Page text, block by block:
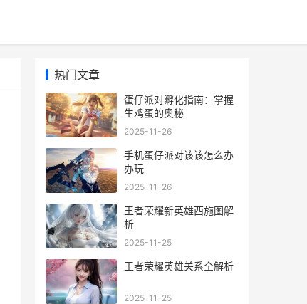
热门文章
蛋仔派对孵化指南：掌握
生鸡蛋的奥秘
2025-11-26
手机蛋仔派对该该怎么办
办玩
2025-11-26
王者荣耀新英雄西施图解
析
2025-11-25
王者荣耀英雄关系全解析
2025-11-25